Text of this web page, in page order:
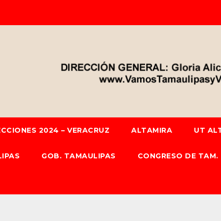
2024 – VERACRUZ ALTAMIRA UT
GOB. TAMAULIPAS CONGRESO DE TAM.